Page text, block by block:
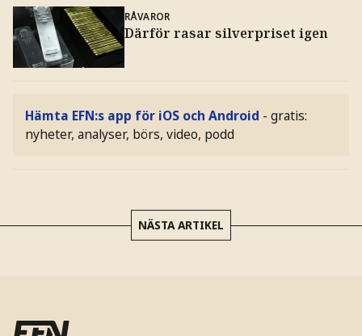
RÅVAROR
Därför rasar silverpriset igen
Hämta EFN:s app för iOS och Android - gratis:
nyheter, analyser, börs, video, podd
NÄSTA ARTIKEL